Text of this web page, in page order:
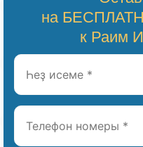
на
к Раим